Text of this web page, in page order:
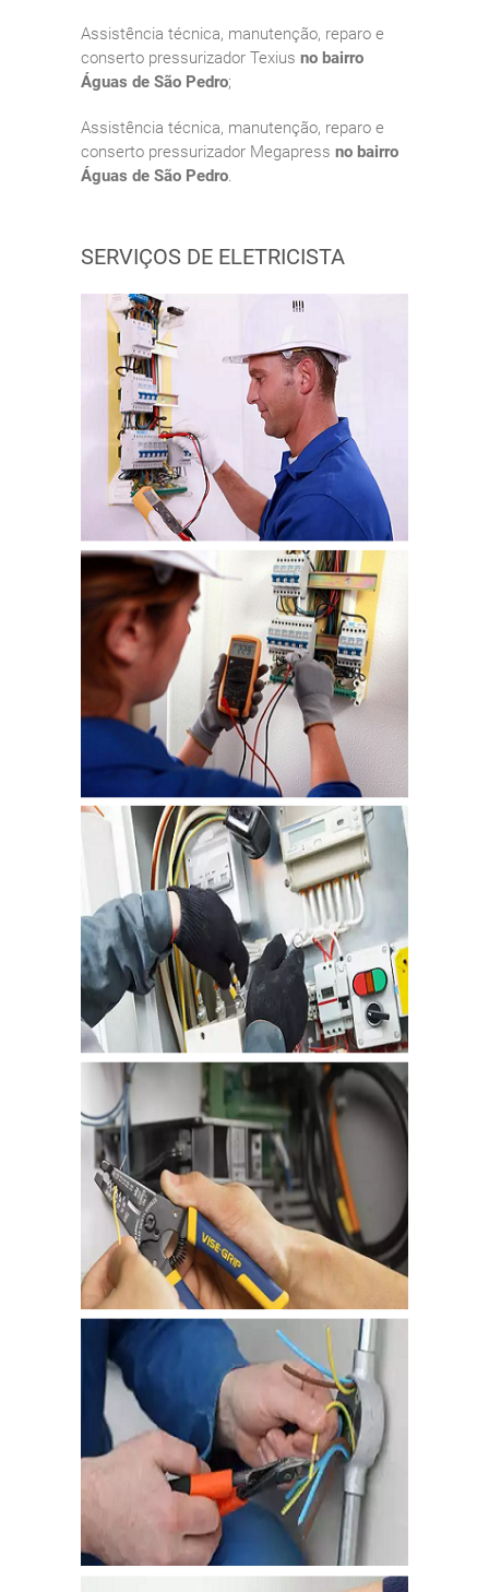
Assistência técnica, manutenção, reparo e
conserto pressurizador Texius no bairro
Águas de São Pedro;
Assistência técnica, manutenção, reparo e
conserto pressurizador Megapress no bairro
Águas de São Pedro.
SERVIÇOS DE ELETRICISTA